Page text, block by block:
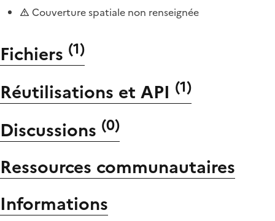
Couverture spatiale non renseignée
Fichiers (1)
Réutilisations et API (1)
Discussions (0)
Ressources communautaires
Informations